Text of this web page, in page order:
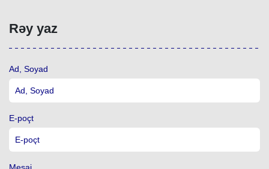
Rəy yaz
Ad, Soyad
E-poçt
Mesaj